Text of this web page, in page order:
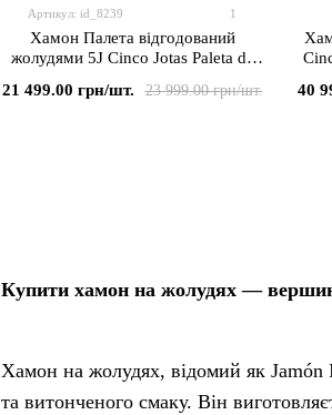
Купити хамон на жолудях —
Хамон на жолудях, відомий як Jamón
та витонченого смаку. Він
Артикул: id_8239 1
Хамон Палета відгодований
жолудями 5J Cinco Jotas Paleta de
якості 4.2-5кг, Іспанія
23 999.00 грн/шт.
21 499.00 грн/шт. 40